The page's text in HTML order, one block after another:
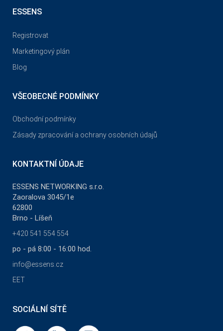
ESSENS
Registrovat
Marketingový plán
Blog
VŠEOBECNÉ PODMÍNKY
Obchodní podmínky
Zásady zpracování a ochrany osobních údajů
KONTAKTNÍ ÚDAJE
ESSENS NETWORKING s.r.o.
Zaoralova 3045/1e
62800
Brno - Líšeň
+420 541 554 554
po - pá 8:00 - 16:00 hod.
info@essens.cz
EET
SOCIÁLNÍ SÍTĚ